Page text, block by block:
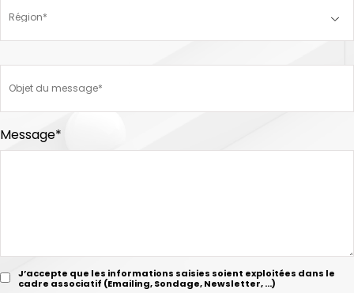
Message*
J’accepte que les informations saisies soient exploitées dans le
cadre associatif (Emailing, Sondage, Newsletter, …)